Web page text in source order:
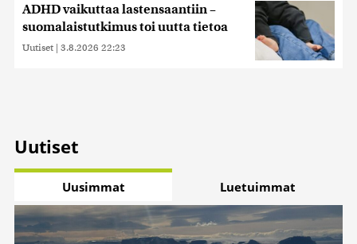
ADHD vaikuttaa lastensaantiin –
suomalaistutkimus toi uutta tietoa
Uutiset | 3.8.2026 22:23
Uutiset
Uusimmat Luetuimmat